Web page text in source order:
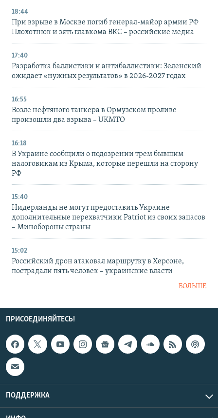
18:44
При взрыве в Москве погиб генерал-майор армии РФ
Плохотнюк и зять главкома ВКС – российские медиа
17:40
Разработка баллистики и антибаллистики: Зеленский
ожидает «нужных результатов» в 2026-2027 годах
16:55
Возле нефтяного танкера в Ормузском проливе
произошли два взрыва – UKMTO
16:18
В Украине сообщили о подозрении трем бывшим
налоговикам из Крыма, которые перешли на сторону
РФ
15:40
Нидерланды не могут предоставить Украине
дополнительные перехватчики Patriot из своих запасов
– Минобороны страны
15:02
Российский дрон атаковал маршрутку в Херсоне,
пострадали пять человек – украинские власти
БОЛЬШЕ
ПРИСОЕДИНЯЙТЕСЬ!
ПОДДЕРЖКА